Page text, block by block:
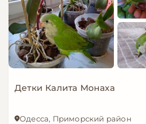
Детки Калита Монаха
Одесса, Приморский район